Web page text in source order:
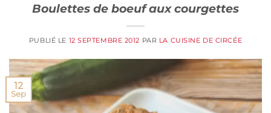
Boulettes de boeuf aux courgettes
PUBLIÉ LE 12 SEPTEMBRE 2012 PAR LA CUISINE DE CIRCÉE
12
Sep